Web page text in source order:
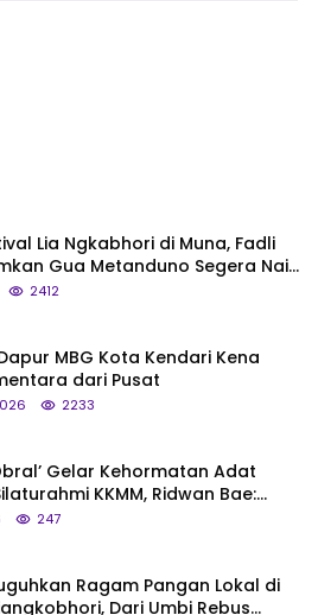
Lia Ngkabhori di Muna, Fadli
Gua Metanduno Segera Naik
Cagar Budaya Nasional
2412
MBG Kota Kendari Kena
dari Pusat
2233
Gelar Kehormatan Adat
KKMM, Ridwan Bae:
Tipe Begitu, Belum Pantas!
247
Ragam Pangan Lokal di
Dari Umbi Rebus